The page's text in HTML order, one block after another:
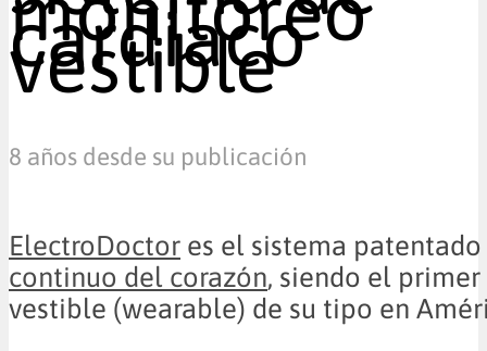
cardiaco
vestible
8 años desde su publicación
ElectroDoctor es el sistema
continuo del corazón, siendo el
vestible (wearable) de su tipo en